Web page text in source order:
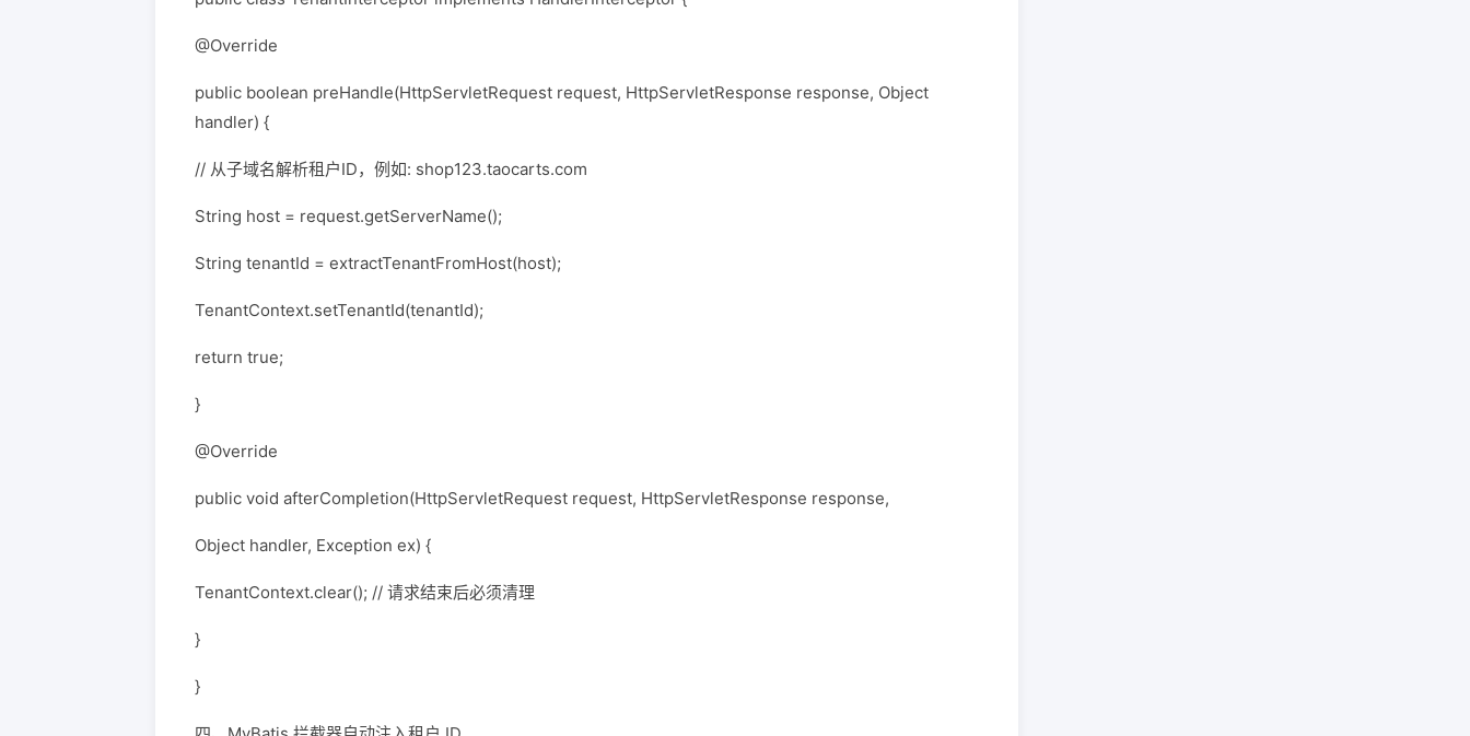
@Override
public boolean preHandle(HttpServletRequest request, HttpServletResponse response, Object
handler) {
// 从子域名解析租户ID，例如: shop123.taocarts.com
String host = request.getServerName();
String tenantId = extractTenantFromHost(host);
TenantContext.setTenantId(tenantId);
return true;
}
@Override
public void afterCompletion(HttpServletRequest request, HttpServletResponse response,
Object handler, Exception ex) {
TenantContext.clear(); // 请求结束后必须清理
}
}